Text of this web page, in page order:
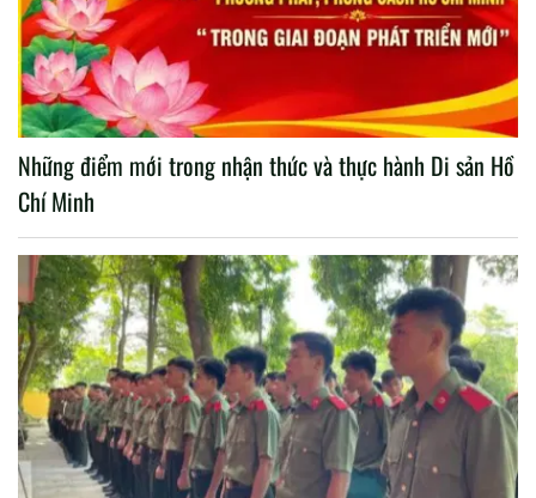
Những điểm mới trong nhận thức và thực hành Di sản Hồ
Chí Minh